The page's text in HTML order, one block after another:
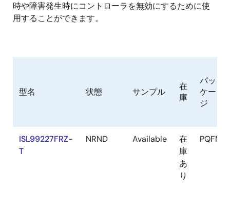
時や障害発生時にコントローラを無効にするために使
用することができます。
型名 状態 サンプル
在
庫
パッ
ケー
ジ
ISL99227FRZ-
T
NRND Available
在
庫
あ
り
PQFN